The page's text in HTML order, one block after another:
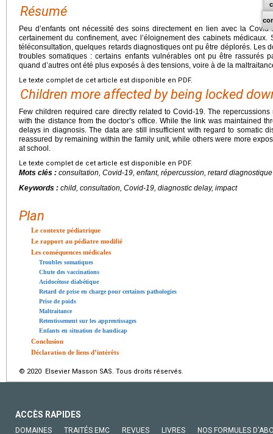
Résumé
Peu d’enfants ont nécessité des soins directement en lien avec la
certainement du confinement, avec l’éloignement des cabinets
téléconsultation, quelques retards diagnostiques ont pu être déplorés. Les
troubles somatiques : certains enfants vulnérables ont pu être rassurés
quand d’autres ont été plus exposés à des tensions, voire à de la
Le texte complet de cet article est disponible en PDF.
Children more affected by being locked
Few children required care directly related to Covid-19. The
with the distance from the doctor’s office. While the link was maintained
delays in diagnosis. The data are still insufficient with regard to somatic
reassured by remaining within the family unit, while others were more
at school.
Le texte complet de cet article est disponible en PDF.
Mots clés : consultation, Covid-19, enfant, répercussion, retard diagnostique
Keywords : child, consultation, Covid-19, diagnostic delay, impact
Plan
Le contexte pédiatrique
Le rapport au pédiatre modifié
Les conséquences médicales
Troubles somatiques
Chute des vaccinations
Acidocétose diabétique
Retard de prise en charge pour certaines pathologies
Prise de poids
Maltraitance
Retentissement sur les apprentissages
Enfants en situation de handicap
Conclusion
Déclaration de liens d’intérêts
© 2020 Elsevier Masson SAS. Tous droits réservés.
ACCÈS RAPIDES
DOMAINES TRAITÉS EMC REVUES LIVRES NOS FORMULES